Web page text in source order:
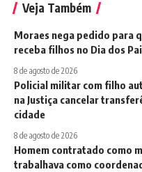
Veja Também
Moraes nega pedido para
receba filhos no Dia dos
8 de agosto de 2026
Policial militar com filho
na Justiça cancelar
cidade
8 de agosto de 2026
Homem contratado como
trabalhava como